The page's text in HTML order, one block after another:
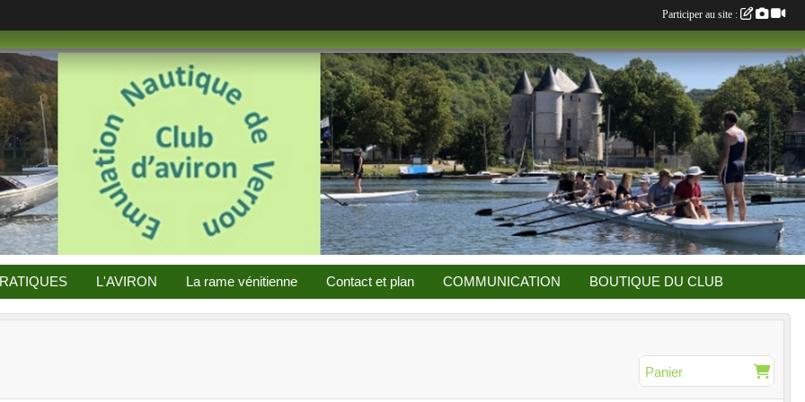
L'AVIRON La rame vénitienne Contact et plan COMMUNICATION BOUTIQUE DU CLUB
Panier
Participer au site :